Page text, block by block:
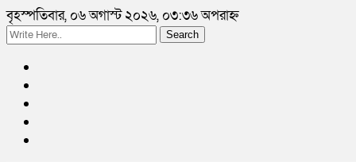
বৃহস্পতিবার, ০৬ অগাস্ট ২০২৬, ০৩:৩৬ অপরাহ্ন
Search